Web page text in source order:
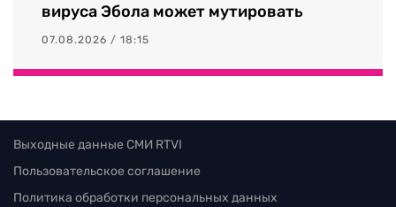
вируса Эбола может мутировать
07.08.2026 / 18:15
Выходные данные СМИ RTVI
Пользовательское соглашение
Политика обработки персональных данных